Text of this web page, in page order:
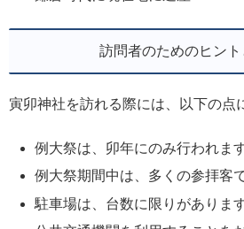
訪問者のためのヒン
寅卯神社を訪れる際には、以下の点
例大祭は、卯年にのみ行われます
例大祭期間中は、多くの参拝客
駐車場は、台数に限りがあります